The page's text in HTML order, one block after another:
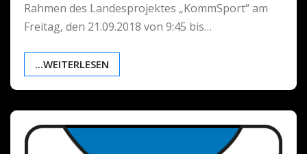
Rahmen des Landesprojektes „KommSport“ am
Freitag, den 21.09.2018 von 9:45 bis…
...WEITERLESEN